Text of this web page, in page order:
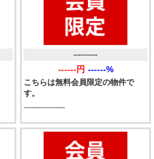
こちらは無料会員限定の物件で
す。
----------
------円 ------%
-----------------